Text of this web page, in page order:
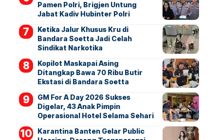
Pamen Polri, Brigjen Untung
Jabat Kadiv Hubinter Polri
Ketika Jalur Khusus Kru di
Bandara Soetta Jadi Celah
Sindikat Narkotika
Kopilot Maskapai Asing
Ditangkap Bawa 70 Ribu Butir
Ekstasi di Bandara Soetta
GM For A Day 2026 Sukses
Digelar, 43 Anak Pimpin
Operasional Hotel Selama Sehari
Karantina Banten Gelar Public